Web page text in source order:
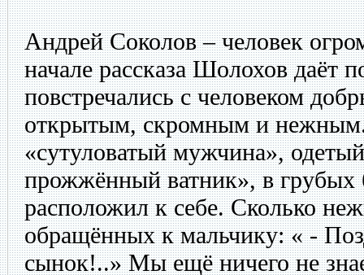
Андрей Соколов – человек
начале рассказа Шолохов даёт
повстречались с человеком
открытым, скромным и
«сутуловатый мужчина»,
прожжённый ватник», в грубых
расположил к себе. Сколько
обращённых к мальчику: « -
сынок!..» Мы ещё ничего не